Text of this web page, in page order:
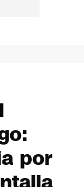
por